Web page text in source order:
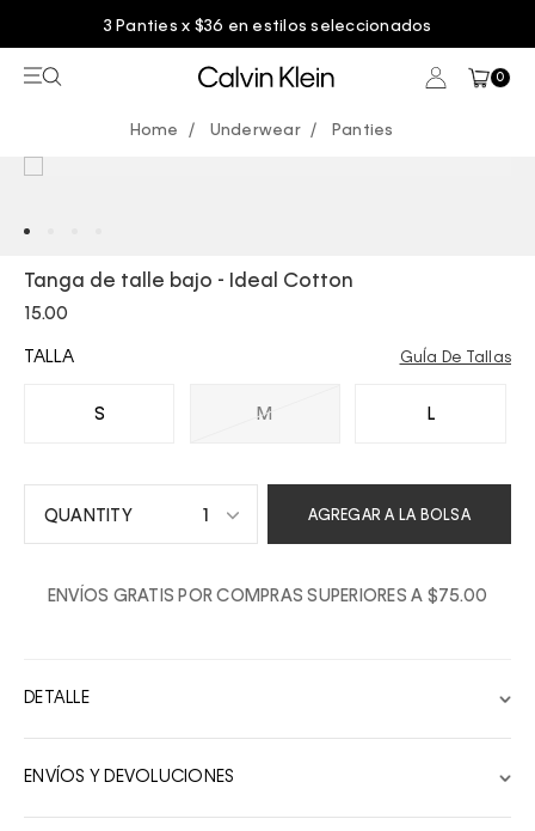
3 Panties x $36 en estilos seleccionados
0
Underwear Panties
Tanga de talle bajo - Ideal Cotton
15.00
TALLA
S M L
GuÍa De Tallas
1
2
AGREGAR A LA BOLSA
ENVÍOS GRATIS POR COMPRAS SUPERIORES A $75.00
DETALLE
ENVÍOS Y DEVOLUCIONES